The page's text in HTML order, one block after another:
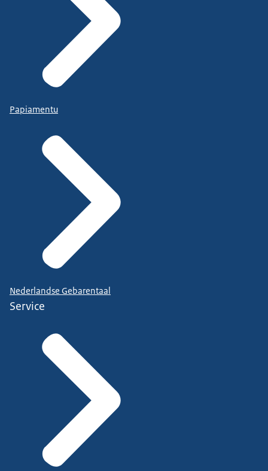
Papiamentu
Nederlandse Gebarentaal
Service